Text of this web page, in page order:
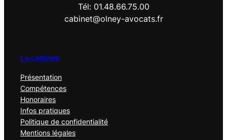
Tél: 01.48.66.75.00
cabinet@olney-avocats.fr
Le cabinet
Présentation
Compétences
Honoraires
Infos pratiques
Politique de confidentialité
Mentions légales